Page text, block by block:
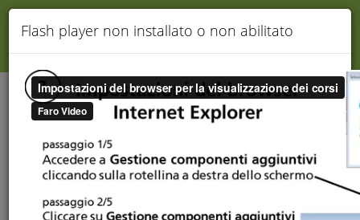
Assistenza
TERMINA
Flash player non installato o non abilitato
Gentile Utente, stai visualizzando un corso DEMO.
Per continuare la Tua formazione collegaticliccando